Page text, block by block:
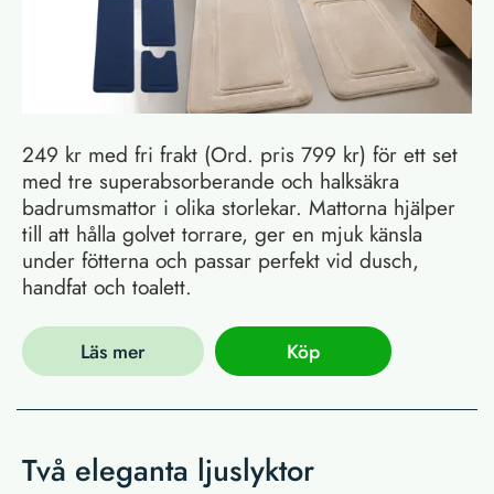
249 kr med fri frakt (Ord. pris 799 kr) för ett set
med tre superabsorberande och halksäkra
badrumsmattor i olika storlekar. Mattorna hjälper
till att hålla golvet torrare, ger en mjuk känsla
under fötterna och passar perfekt vid dusch,
handfat och toalett.
Läs mer Köp
Två eleganta ljuslyktor